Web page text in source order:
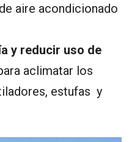
aire acondicionado
y reducir uso de
aclimatar los
estufas y